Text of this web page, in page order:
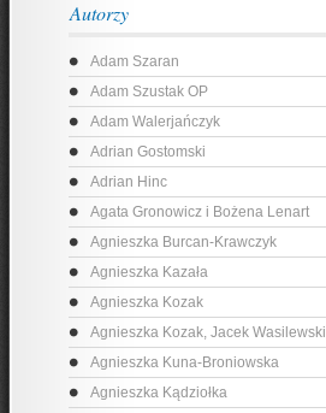
Autorzy
Adam Szaran
Adam Szustak OP
Adam Walerjańczyk
Adrian Gostomski
Adrian Hinc
Agata Gronowicz i Bożena Lenart
Agnieszka Burcan-Krawczyk
Agnieszka Kazała
Agnieszka Kozak
Agnieszka Kozak, Jacek Wasilewski
Agnieszka Kuna-Broniowska
Agnieszka Kądziołka